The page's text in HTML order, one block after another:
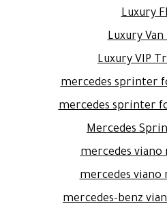
Luxury
Luxury Van
Luxury VIP
mercedes sprinter
mercedes sprinter
Mercedes
mercedes viano
mercedes viano
mercedes-benz